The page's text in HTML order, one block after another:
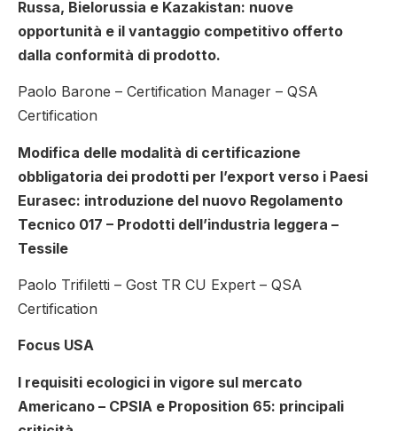
Russa, Bielorussia e Kazakistan: nuove
opportunità e il vantaggio competitivo offerto
dalla conformità di prodotto.
Paolo Barone – Certification Manager – QSA
Certification
Modifica delle modalità di certificazione
obbligatoria dei prodotti per l’export verso i Paesi
Eurasec: introduzione del nuovo Regolamento
Tecnico 017 – Prodotti dell’industria leggera –
Tessile
Paolo Trifiletti – Gost TR CU Expert – QSA
Certification
Focus USA
I requisiti ecologici in vigore sul mercato
Americano – CPSIA e Proposition 65: principali